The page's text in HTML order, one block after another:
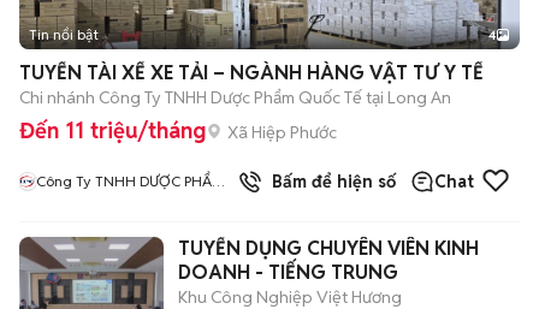
Tin nổi bật 4
TUYỂN TÀI XẾ XE TẢI – NGÀNH HÀNG VẬT TƯ Y TẾ
Chi nhánh Công Ty TNHH Dược Phẩm Quốc Tế tại Long An
Đến 11 triệu/tháng Xã Hiệp Phước
Công Ty TNHH DƯỢC PHẨM
4đã bán
Bấm để hiện số Chat
TUYỂN DỤNG CHUYÊN VIÊN KINH
DOANH - TIẾNG TRUNG
Khu Công Nghiệp Việt Hương